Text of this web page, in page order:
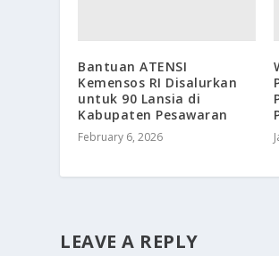
Bantuan ATENSI
Kemensos RI Disalurkan
untuk 90 Lansia di
Kabupaten Pesawaran
February 6, 2026
LEAVE A REPLY